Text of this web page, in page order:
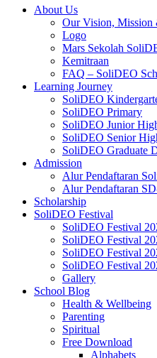
About Us
Our Vision, Mission
Logo
Mars Sekolah
Kemitraan
FAQ – SoliDEO
Learning Journey
SoliDEO
SoliDEO Primary
SoliDEO Junior
SoliDEO Senior
SoliDEO Graduate
Admission
Alur Pendaftaran
Alur Pendaftaran
Scholarship
SoliDEO Festival
SoliDEO Festival
SoliDEO Festival
SoliDEO Festival
SoliDEO Festival
Gallery
School Blog
Health & Wellbeing
Parenting
Spiritual
Free Download
Alphabets